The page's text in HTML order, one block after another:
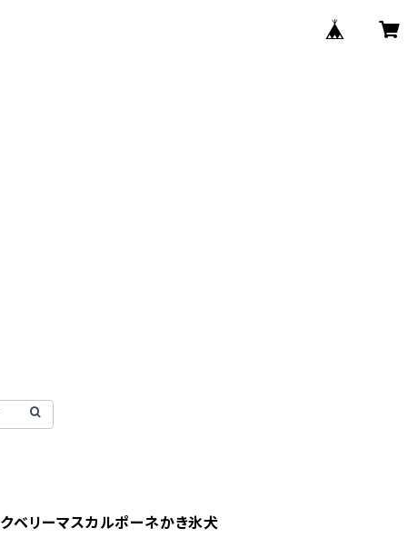
ベリーマスカルポーネかき氷犬